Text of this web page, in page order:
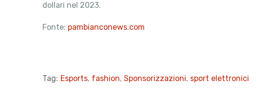
dollari nel 2023.
Fonte: pambianconews.com
Tag: Esports, fashion, Sponsorizzazioni, sport elettronici